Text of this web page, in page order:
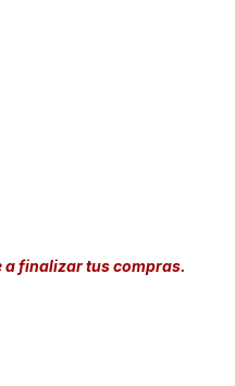
a finalizar tus compras.